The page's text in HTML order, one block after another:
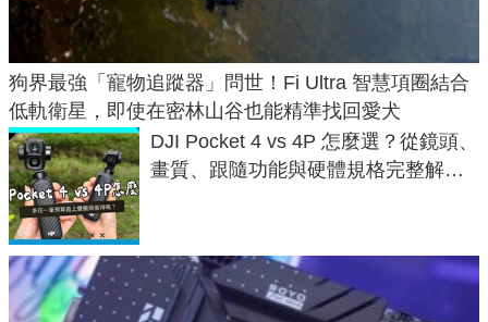
狗界最強「寵物追蹤器」問世！Fi Ultra 智慧項圈結合
低軌衛星，即使在密林山谷也能精準找回愛犬
DJI Pocket 4 vs 4P 怎麼選？從鏡頭、
畫質、跟隨功能與硬體規格完整解